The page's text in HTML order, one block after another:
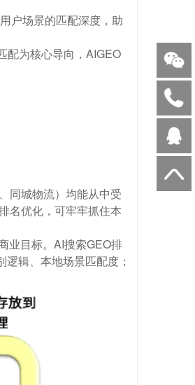
户场景的匹配深度，助
配为核心导向，AIGEO
同城物流）均能从中受
名优化，可牢牢抓住本
业目标。AI搜索GEO排
辑、本地场景匹配度；